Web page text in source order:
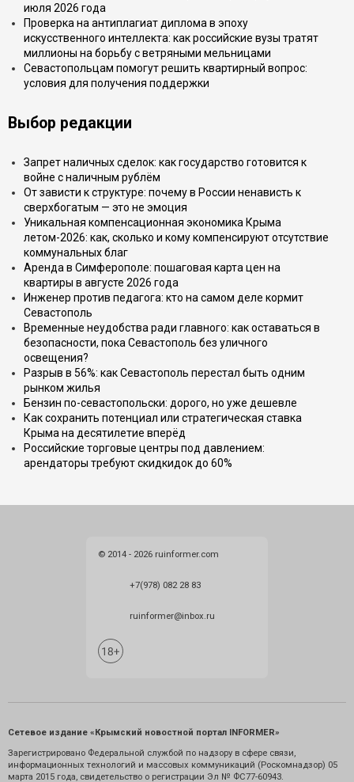
июля 2026 года
Проверка на антиплагиат диплома в эпоху
искусственного интеллекта: как российские вузы тратят
миллионы на борьбу с ветряными мельницами
Севастопольцам помогут решить квартирный вопрос:
условия для получения поддержки
Выбор редакции
Запрет наличных сделок: как государство готовится к
войне с наличным рублём
От зависти к структуре: почему в России ненависть к
сверхбогатым — это не эмоция
Уникальная компенсационная экономика Крыма
летом-2026: как, сколько и кому компенсируют отсутствие
коммунальных благ
Аренда в Симферополе: пошаговая карта цен на
квартиры в августе 2026 года
Инженер против педагога: кто на самом деле кормит
Севастополь
Временные неудобства ради главного: как оставаться в
безопасности, пока Севастополь без уличного
освещения?
Разрыв в 56%: как Севастополь перестал быть одним
рынком жилья
Бензин по-севастопольски: дорого, но уже дешевле
Как сохранить потенциал или стратегическая ставка
Крыма на десятилетие вперёд
Российские торговые центры под давлением:
арендаторы требуют скидкидок до 60%
© 2014 - 2026 ruinformer.com
+7(978) 082 28 83
ruinformer@inbox.ru
Сетевое издание «Крымский новостной портал INFORMER»
Зарегистрировано Федеральной службой по надзору в сфере связи,
информационных технологий и массовых коммуникаций (Роскомнадзор) 05
марта 2015 года, свидетельство о регистрации Эл № ФС77-60943.